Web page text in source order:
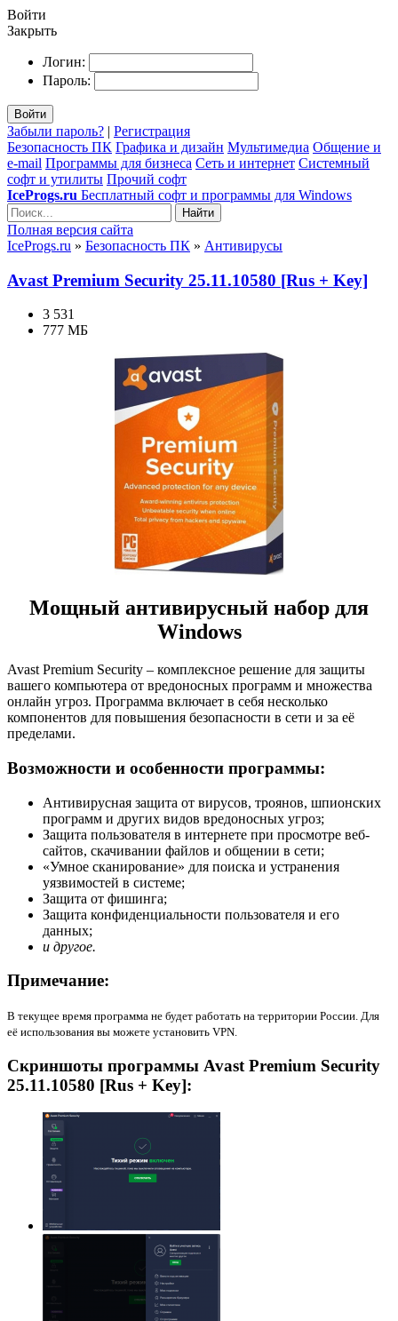
Войти
Закрыть
Логин:
Пароль:
Войти
Забыли пароль? | Регистрация
Безопасность ПК Графика и дизайн Мультимедиа Общение и
e-mail Программы для бизнеса Сеть и интернет Системный
софт и утилиты Прочий софт
IceProgs.ru Бесплатный софт и программы для Windows
Найти
Полная версия сайта
IceProgs.ru » Безопасность ПК » Антивирусы
Avast Premium Security 25.11.10580 [Rus + Key]
3 531
777 МБ
Мощный антивирусный набор для
Windows
Avast Premium Security – комплексное решение для защиты
вашего компьютера от вредоносных программ и множества
онлайн угроз. Программа включает в себя несколько
компонентов для повышения безопасности в сети и за её
пределами.
Возможности и особенности программы:
Антивирусная защита от вирусов, троянов, шпионских
программ и других видов вредоносных угроз;
Защита пользователя в интернете при просмотре веб-
сайтов, скачивании файлов и общении в сети;
«Умное сканирование» для поиска и устранения
уязвимостей в системе;
Защита от фишинга;
Защита конфиденциальности пользователя и его
данных;
и другое.
Примечание:
В текущее время программа не будет работать на территории России. Для
её использования вы можете установить VPN.
Скриншоты программы Avast Premium Security
25.11.10580 [Rus + Key]: